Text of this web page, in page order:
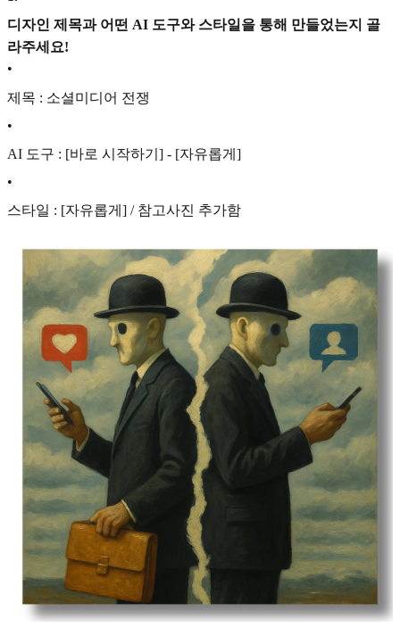
디자인 제목과 어떤 AI 도구와 스타일을 통해 만들었는지 골
라주세요!
•
제목 : 소셜미디어 전쟁
•
AI 도구 : [바로 시작하기] - [자유롭게]
•
스타일 : [자유롭게] / 참고사진 추가함